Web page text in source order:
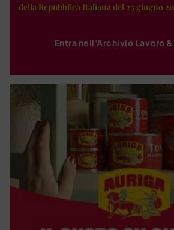
della Repubblica Italiana del 23 giugno
Entra nell'Archivio Lavoro